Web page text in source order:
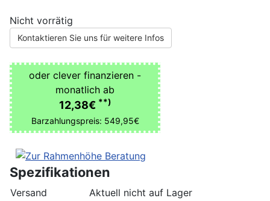
Nicht vorrätig
Kontaktieren Sie uns für weitere Infos
oder clever finanzieren -
monatlich ab
12,38€ **)
Barzahlungspreis: 549,95€
Spezifikationen
Versand
Aktuell nicht auf Lager